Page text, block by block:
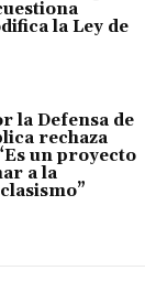
la Ley de
la Defensa de
rechaza
un proyecto
a la